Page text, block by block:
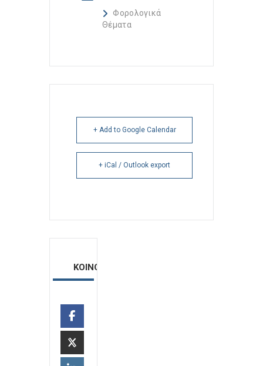
Φορολογικά
Θέματα
+ Add to Google Calendar
+ iCal / Outlook export
ΚΟΙΝΟΠΟΙΗΣΗ